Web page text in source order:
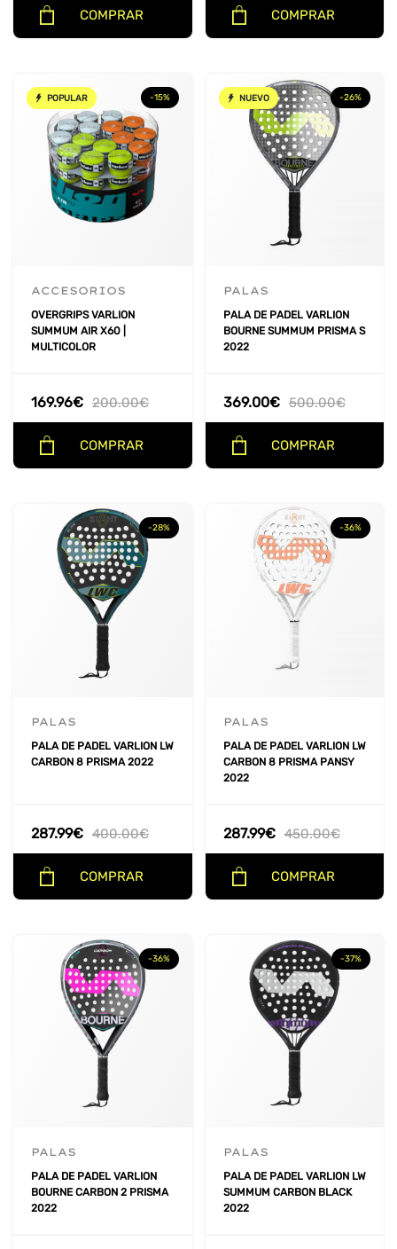
COMPRAR COMPRAR
POPULAR -15%
ACCESORIOS
OVERGRIPS VARLION
SUMMUM AIR X60 |
MULTICOLOR
200.00€
169.96€
COMPRAR
NUEVO -26%
PALAS
PALA DE PADEL VARLION
BOURNE SUMMUM PRISMA S
2022
500.00€
369.00€
COMPRAR
-28%
PALAS
PALA DE PADEL VARLION LW
CARBON 8 PRISMA 2022
400.00€
287.99€
COMPRAR
-36%
PALAS
PALA DE PADEL VARLION LW
CARBON 8 PRISMA PANSY
2022
450.00€
287.99€
COMPRAR
-36%
PALAS
PALA DE PADEL VARLION
BOURNE CARBON 2 PRISMA
2022
-37%
PALAS
PALA DE PADEL VARLION LW
SUMMUM CARBON BLACK
2022